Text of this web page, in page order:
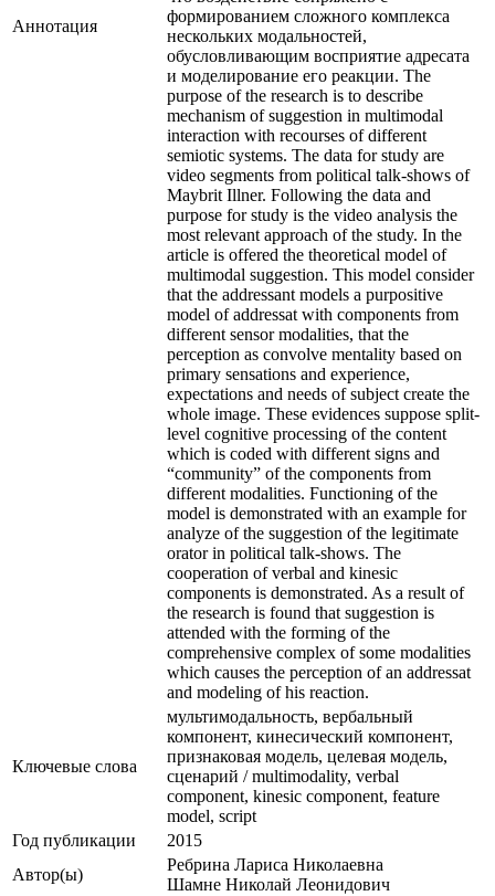
Аннотация
формированием сложного комплекса
нескольких модальностей,
обусловливающим восприятие адресата
и моделирование его реакции. The
purpose of the research is to describe
mechanism of suggestion in multimodal
interaction with recourses of different
semiotic systems. The data for study are
video segments from political talk-shows of
Maybrit Illner. Following the data and
purpose for study is the video analysis the
most relevant approach of the study. In the
article is offered the theoretical model of
multimodal suggestion. This model consider
that the addressant models a purpositive
model of addressat with components from
different sensor modalities, that the
perception as convolve mentality based on
primary sensations and experience,
expectations and needs of subject create the
whole image. These evidences suppose split-
level cognitive processing of the content
which is coded with different signs and
“community” of the components from
different modalities. Functioning of the
model is demonstrated with an example for
analyze of the suggestion of the legitimate
orator in political talk-shows. The
cooperation of verbal and kinesic
components is demonstrated. As a result of
the research is found that suggestion is
attended with the forming of the
comprehensive complex of some modalities
which causes the perception of an addressat
and modeling of his reaction.
Ключевые cлова
мультимодальность, вербальный
компонент, кинесический компонент,
признаковая модель, целевая модель,
сценарий / multimodality, verbal
component, kinesic component, feature
model, script
Год публикации
2015
Автор(ы)
Ребрина Лариса Николаевна
Шамне Николай Леонидович